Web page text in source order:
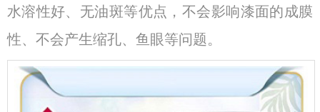
水溶性好、无油斑等优点，不会影响漆面的成膜
性、不会产生缩孔、鱼眼等问题。